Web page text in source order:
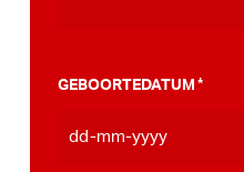
GEBOORTEDATUM *